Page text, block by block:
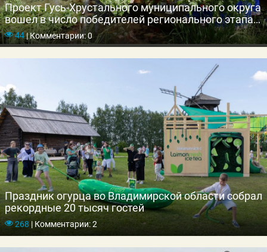
Проект Гусь-Хрустального муниципального округа
вошел в число победителей регионального этапа
конкурса «Лучшая муниципальная практика»
44|Комментарии: 0
Праздник огурца во Владимирской области собрал
рекордные 20 тысяч гостей
268 |Комментарии: 2